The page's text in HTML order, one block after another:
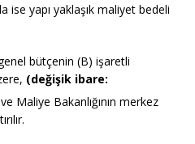
ise yapı yaklaşık maliyet bedeli
bütçenin (B) işaretli
(değişik ibare:
Maliye Bakanlığının merkez